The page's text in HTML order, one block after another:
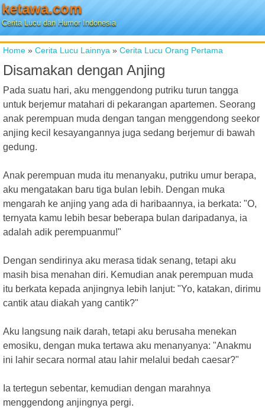
ketawa.com
Cerita Lucu dan Humor Indonesia
Home » Cerita Lucu Lainnya » Cerita Lucu Orang Pertama
Disamakan dengan Anjing
Pada suatu hari, aku menggendong putriku turun tangga
untuk berjemur matahari di pekarangan apartemen. Seorang
anak perempuan muda dengan tangan menggendong seekor
anjing kecil kesayangannya juga sedang berjemur di bawah
gedung.
Anak perempuan muda itu menanyaku, putriku umur berapa,
aku mengatakan baru tiga bulan lebih. Dengan muka
mengarah ke anjing yang ada di haribaannya, ia berkata: "O,
ternyata kamu lebih besar beberapa bulan daripadanya, ia
adalah adik perempuanmu!"
Dengan sendirinya aku merasa tidak senang, tetapi aku
masih bisa menahan diri. Kemudian anak perempuan muda
itu berkata kepada anjingnya lebih lanjut: "Yo, katakan, dirimu
cantik atau diakah yang cantik?"
Aku langsung naik darah, tetapi aku berusaha menekan
emosiku, dengan muka tertawa aku menanyanya: "Anakmu
ini lahir secara normal atau lahir melalui bedah caesar?"
Ia tertegun sebentar, kemudian dengan marahnya
menggendong anjingnya pergi.